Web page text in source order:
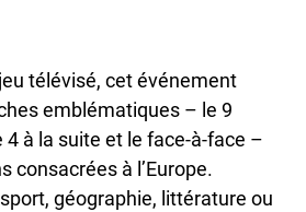
télévisé, cet événement
emblématiques – le 9
4 à la suite et le face-à-face –
consacrées à l’Europe.
géographie, littérature ou